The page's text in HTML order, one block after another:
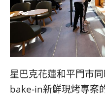
星巴克花蓮和平門市
bake-in新鮮現烤專案